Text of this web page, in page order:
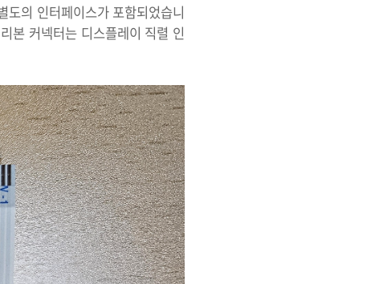
의 인터페이스가 포함되었습니
본 커넥터는 디스플레이 직렬 인